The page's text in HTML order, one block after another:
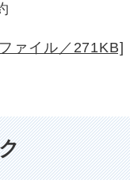
ァイル／271KB]